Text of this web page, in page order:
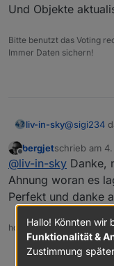
Und Objekte
Bitte benutzt das Voting
Immer Daten sichern!
liv-in-sky@sigi234
Offline
bergjetschrieb am
zuletzt
@liv-in-sky Danke,
Ahnung woran es
Perfekt und danke
homee, ioBroker, iMac,
Hallo! Könnten wir
Funktionalität &
Zustimmung